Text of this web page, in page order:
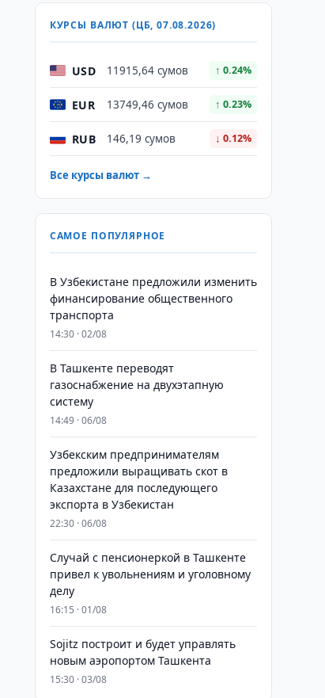
КУРСЫ ВАЛЮТ (ЦБ, 07.08.2026)
USD 11915,64 сумов ↑ 0.24%
EUR 13749,46 сумов ↑ 0.23%
RUB 146,19 сумов ↓ 0.12%
Все курсы валют →
САМОЕ ПОПУЛЯРНОЕ
В Узбекистане предложили изменить
финансирование общественного
транспорта
14:30 · 02/08
В Ташкенте переводят
газоснабжение на двухэтапную
систему
14:49 · 06/08
Узбекским предпринимателям
предложили выращивать скот в
Казахстане для последующего
экспорта в Узбекистан
22:30 · 06/08
Случай с пенсионеркой в Ташкенте
привел к увольнениям и уголовному
делу
16:15 · 01/08
Sojitz построит и будет управлять
новым аэропортом Ташкента
15:30 · 03/08